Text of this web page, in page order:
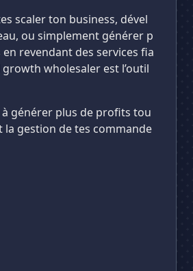
scaler ton business, dével
ou simplement générer p
revendant des services fia
growth wholesaler est l’outil
générer plus de profits tou
gestion de tes commande